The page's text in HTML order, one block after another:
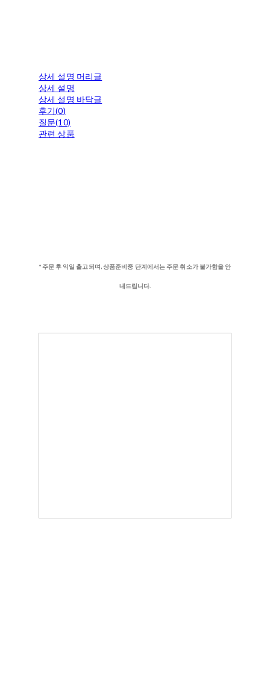
상세 설명 머리글
상세 설명
상세 설명 바닥글
후기(0)
질문(10)
관련 상품
*주문 후 익일 출고되며, 상품준비중 단계에서는 주문 취소가 불가함을 안
내드립니다.